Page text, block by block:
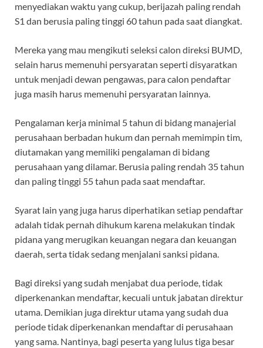
menyediakan waktu yang cukup, berijazah paling rendah
S1 dan berusia paling tinggi 60 tahun pada saat diangkat.
Mereka yang mau mengikuti seleksi calon direksi BUMD,
selain harus memenuhi persyaratan seperti disyaratkan
untuk menjadi dewan pengawas, para calon pendaftar
juga masih harus memenuhi persyaratan lainnya.
Pengalaman kerja minimal 5 tahun di bidang manajerial
perusahaan berbadan hukum dan pernah memimpin tim,
diutamakan yang memiliki pengalaman di bidang
perusahaan yang dilamar. Berusia paling rendah 35 tahun
dan paling tinggi 55 tahun pada saat mendaftar.
Syarat lain yang juga harus diperhatikan setiap pendaftar
adalah tidak pernah dihukum karena melakukan tindak
pidana yang merugikan keuangan negara dan keuangan
daerah, serta tidak sedang menjalani sanksi pidana.
Bagi direksi yang sudah menjabat dua periode, tidak
diperkenankan mendaftar, kecuali untuk jabatan direktur
utama. Demikian juga direktur utama yang sudah dua
periode tidak diperkenankan mendaftar di perusahaan
yang sama. Nantinya, bagi peserta yang lulus tiga besar